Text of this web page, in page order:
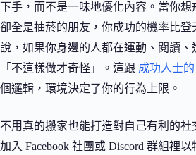
下手，而不是一味地優化內容。當你想
卻全是抽菸的朋友，你成功的機率比登
說，如果你身邊的人都在運動、閱讀、
「不這樣做才奇怪」。這跟 成功人士
個邏輯，環境決定了你的行為上限。
不用真的搬家也能打造對自己有利的社
加入 Facebook 社團或 Discord 群組裡